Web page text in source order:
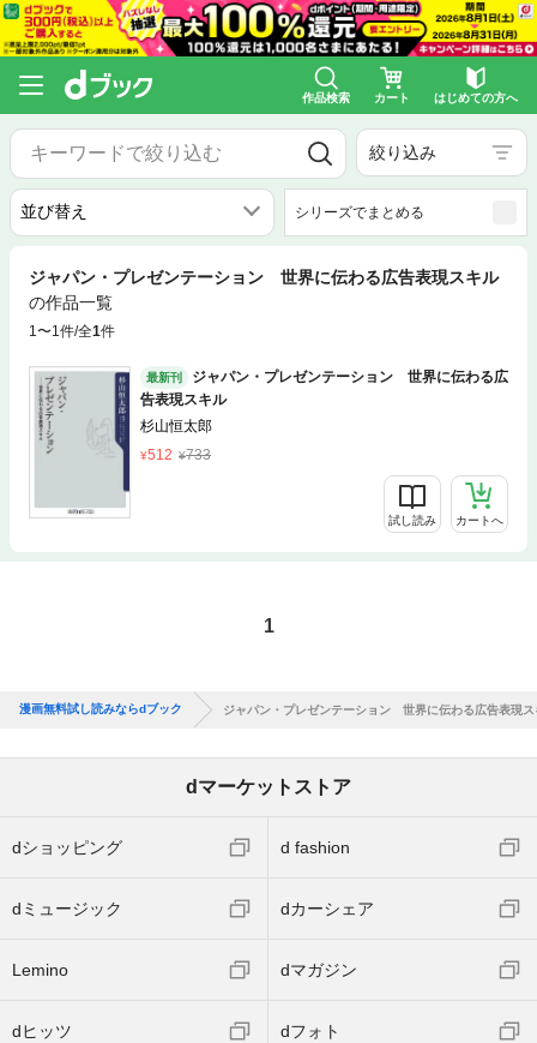
作品検索 カート はじめての方へ
絞り込み
シリーズでまとめる
ジャパン・プレゼンテーション 世界に伝わる広告表現スキル
の作品一覧
1〜1件/全1件
最新刊
ジャパン・プレゼンテーション 世界に伝わる広
告表現スキル
杉山恒太郎
512
733
試し読み カートへ
1
漫画無料試し読みならdブック ジャパン・プレゼンテーション 世界に伝わる広告表現ス
dマーケットストア
dショッピング d fashion
dミュージック dカーシェア
Lemino dマガジン
dヒッツ dフォト